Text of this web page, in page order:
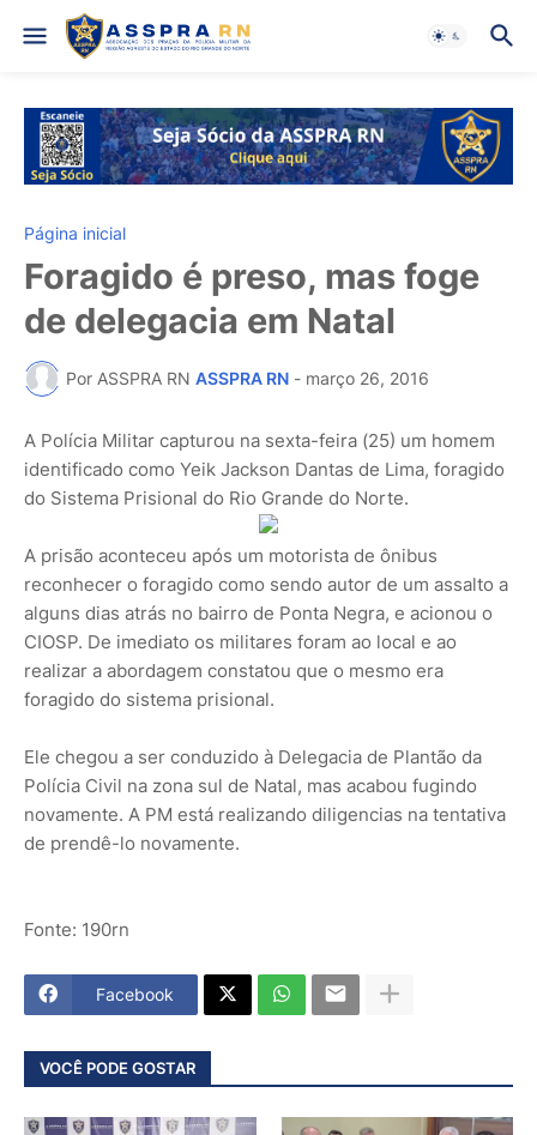
Página inicial
Foragido é preso, mas foge
de delegacia em Natal
Por ASSPRA RN ASSPRA RN - março 26, 2016
A Polícia Militar capturou na sexta-feira (25) um homem
identificado como Yeik Jackson Dantas de Lima, foragido
do Sistema Prisional do Rio Grande do Norte.
A prisão aconteceu após um motorista de ônibus
reconhecer o foragido como sendo autor de um assalto a
alguns dias atrás no bairro de Ponta Negra, e acionou o
CIOSP. De imediato os militares foram ao local e ao
realizar a abordagem constatou que o mesmo era
foragido do sistema prisional.
Ele chegou a ser conduzido à Delegacia de Plantão da
Polícia Civil na zona sul de Natal, mas acabou fugindo
novamente. A PM está realizando diligencias na tentativa
de prendê-lo novamente.
Fonte: 190rn
Facebook
VOCÊ PODE GOSTAR